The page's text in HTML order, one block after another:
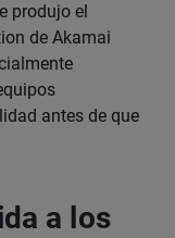
produjo el
de Akamai
antes de que
a los